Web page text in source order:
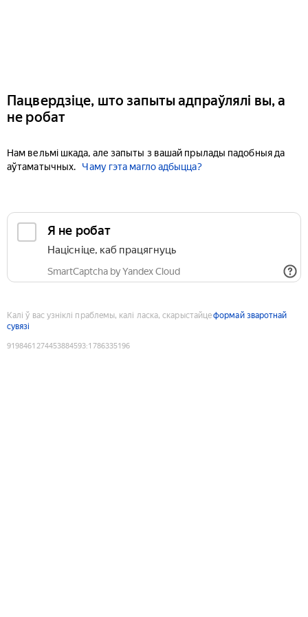
Пацвердзіце, што запыты адпраўлялі вы, а
не робат
Нам вельмі шкада, але запыты з вашай прылады падобныя да
аўтаматычных.
Чаму гэта магло адбыцца?
Я не робат
Націсніце, каб працягнуць
SmartCaptcha by Yandex Cloud
Калі ў вас узніклі праблемы, калі ласка, скарыстайцеформай зваротнай
сувязі
9198461274453884593:1786335196